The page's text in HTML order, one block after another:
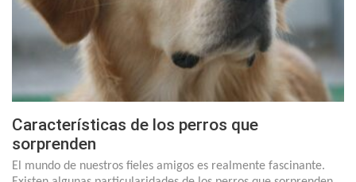
Características de los perros que
sorprenden
El mundo de nuestros fieles amigos es realmente fascinante.